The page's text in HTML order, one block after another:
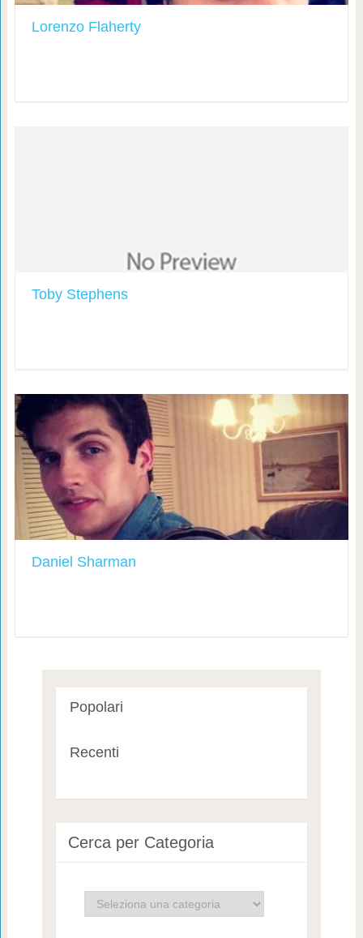
Lorenzo Flaherty
Toby Stephens
Daniel Sharman
Popolari
Recenti
Cerca per Categoria
Cerca
per